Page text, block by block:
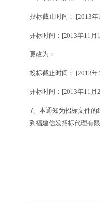
投标截止时间： [2013年
开标时间： [2013年11 月
更改为：
投标截止时间： [2013年
开标时间： [2013年11 月
7、本通知为招标文件
到福建信发招标代理有